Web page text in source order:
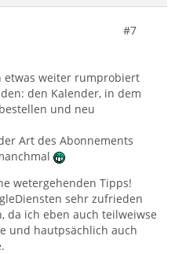
#7
etwas weiter rumprobiert
den Kalender, in dem
und neu
Art des Abonnements
wetergehenden Tipps!
sehr zufrieden
da ich eben auch teilweiwse
und hautpsächlich auch